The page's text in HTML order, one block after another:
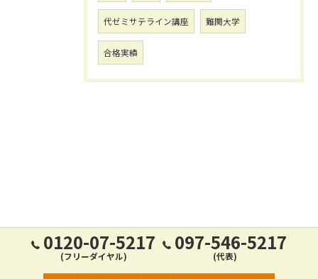
代ゼミサテライン講座 難関大学
合格実績
0120-07-5217
(フリーダイヤル)
097-546-5217
(代表)